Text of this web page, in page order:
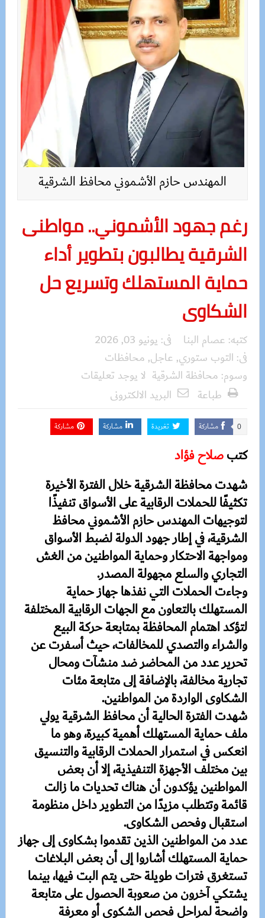
المهندس حازم الأشموني محافظ الشرقية
رغم جهود الأشموني.. مواطنى
الشرقية يطالبون بتطوير أداء
حماية المستهلك وتسريع حل
الشكاوى
كتبه: عصام البنا فى: يونيو 03, 2026
فى: التوب ستوري, عاجل, محافظات
وسوم: محافظة الشرقية لا يوجد تعليقات
طباعة
البريد الالكترونى
مشاركة 0 تغريدة مشاركة مشاركة
كتبصلاح فؤاد
شهدت محافظة الشرقية خلال الفترة الأخيرة
تكثيفًا للحملات الرقابية على الأسواق تنفيذًا
لتوجيهات المهندس حازم الأشموني محافظ
الشرقية، في إطار جهود الدولة لضبط الأسواق
ومواجهة الاحتكار وحماية المواطنين من الغش
التجاري والسلع مجهولة المصدر.
وجاءت الحملات التي نفذها جهاز حماية
المستهلك بالتعاون مع الجهات الرقابية المختلفة
لتؤكد اهتمام المحافظة بمتابعة حركة البيع
والشراء والتصدي للمخالفات، حيث أسفرت عن
تحرير عدد من المحاضر ضد منشآت ومحال
تجارية مخالفة، بالإضافة إلى متابعة مئات
الشكاوى الواردة من المواطنين.
شهدت الفترة الحالية أن محافظ الشرقية يولي
ملف حماية المستهلك أهمية كبيرة، وهو ما
انعكس في استمرار الحملات الرقابية والتنسيق
بين مختلف الأجهزة التنفيذية، إلا أن بعض
المواطنين يؤكدون أن هناك تحديات ما زالت
قائمة وتتطلب مزيدًا من التطوير داخل منظومة
استقبال وفحص الشكاوى.
عدد من المواطنين الذين تقدموا بشكاوى إلى جهاز
حماية المستهلك أشاروا إلى أن بعض البلاغات
تستغرق فترات طويلة حتى يتم البت فيها، بينما
يشتكي آخرون من صعوبة الحصول على متابعة
واضحة لمراحل فحص الشكوى أو معرفة